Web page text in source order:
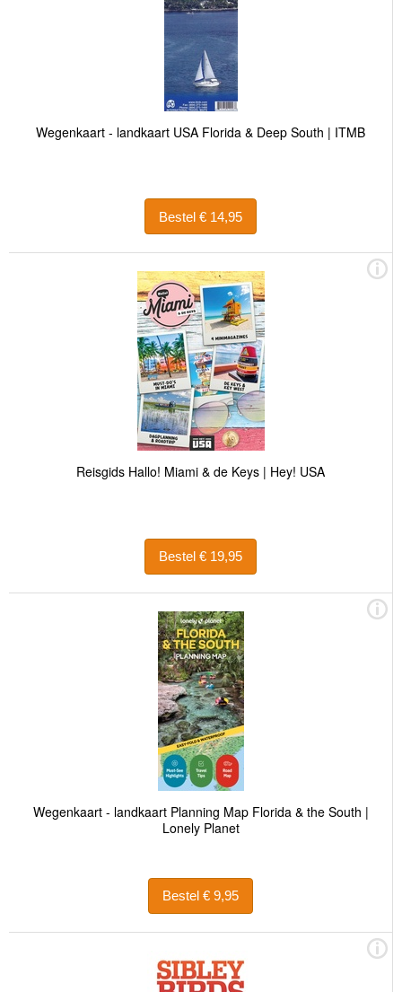
Wegenkaart - landkaart USA Florida & Deep South | ITMB
Bestel € 14,95
Reisgids Hallo! Miami & de Keys | Hey! USA
Bestel € 19,95
Wegenkaart - landkaart Planning Map Florida & the South |
Lonely Planet
Bestel € 9,95